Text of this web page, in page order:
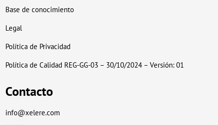
Base de conocimiento
Legal
Política de Privacidad
Política de Calidad REG-GG-03 – 30/10/2024 – Versión: 01
Contacto
info@xelere.com